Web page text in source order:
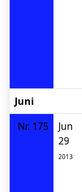
Juni
Nr. 175
Jun
29
2013